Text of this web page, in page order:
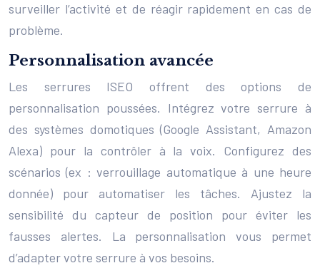
surveiller l’activité et de réagir rapidement en cas de
problème.
Personnalisation avancée
Les serrures ISEO offrent des options de
personnalisation poussées. Intégrez votre serrure à
des systèmes domotiques (Google Assistant, Amazon
Alexa) pour la contrôler à la voix. Configurez des
scénarios (ex : verrouillage automatique à une heure
donnée) pour automatiser les tâches. Ajustez la
sensibilité du capteur de position pour éviter les
fausses alertes. La personnalisation vous permet
d’adapter votre serrure à vos besoins.